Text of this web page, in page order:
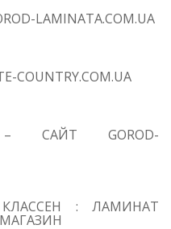
LAMINATA.COM.UA
COUNTRY.COM.UA
САЙТ GOROD-
: ЛАМИНАТ